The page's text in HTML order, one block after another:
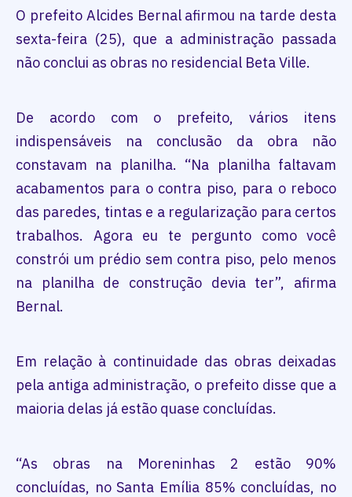
O prefeito Alcides Bernal afirmou na tarde desta
sexta-feira (25), que a administração passada
não conclui as obras no residencial Beta Ville.
De acordo com o prefeito, vários itens
indispensáveis na conclusão da obra não
constavam na planilha. “Na planilha faltavam
acabamentos para o contra piso, para o reboco
das paredes, tintas e a regularização para certos
trabalhos. Agora eu te pergunto como você
constrói um prédio sem contra piso, pelo menos
na planilha de construção devia ter”, afirma
Bernal.
Em relação à continuidade das obras deixadas
pela antiga administração, o prefeito disse que a
maioria delas já estão quase concluídas.
“As obras na Moreninhas 2 estão 90%
concluídas, no Santa Emília 85% concluídas, no